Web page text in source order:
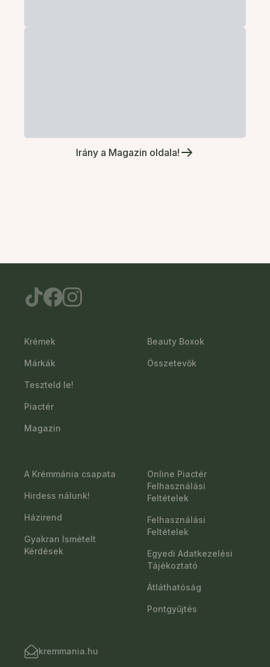
Irány a Magazin oldala!
Krémek
Márkák
Teszteld le!
Piactér
Magazin
Beauty Boxok
Összetevők
A Krémmánia csapata
Hirdess nálunk!
Házirend
Gyakran Ismételt
Kérdések
Online Piactér
Felhasználási
Feltételek
Felhasználási
Feltételek
Egyedi Adatkezelési
Tájékoztató
Átláthatóság
Pontgyűjtés
kremmania.hu